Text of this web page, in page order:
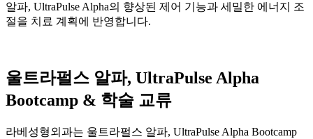
알파, UltraPulse Alpha의 향상된 제어 기능과 세밀한 에너지 조
절을 치료 계획에 반영합니다.
울트라펄스 알파, UltraPulse Alpha
Bootcamp & 학술 교류
라베성형외과는 울트라펄스 알파, UltraPulse Alpha Bootcamp